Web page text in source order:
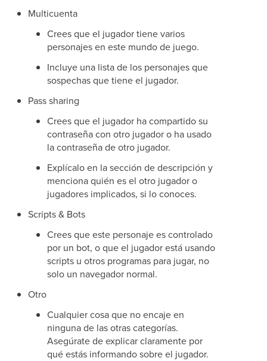
Multicuenta
Crees que el jugador tiene varios
personajes en este mundo de juego.
Incluye una lista de los personajes que
sospechas que tiene el jugador.
Pass sharing
Crees que el jugador ha compartido su
contraseña con otro jugador o ha usado
la contraseña de otro jugador.
Explícalo en la sección de descripción y
menciona quién es el otro jugador o
jugadores implicados, si lo conoces.
Scripts & Bots
Crees que este personaje es controlado
por un bot, o que el jugador está usando
scripts u otros programas para jugar, no
solo un navegador normal.
Otro
Cualquier cosa que no encaje en
ninguna de las otras categorías.
Asegúrate de explicar claramente por
qué estás informando sobre el jugador.